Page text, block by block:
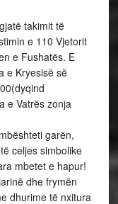
takimit të
e 110 Vjetorit
e Fushatës. E
e Kryesisë së
e Vatrës zonja
garën,
celjes simbolike
mbetet e hapur!
dhe frymën
dhurime të nxitura